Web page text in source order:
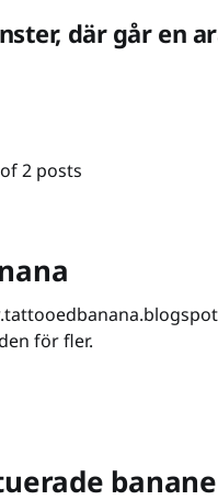
där går en
2 posts
]
för fler.